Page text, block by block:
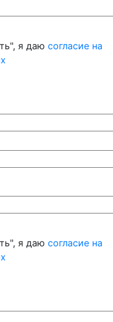
я даю согласие на
я даю согласие на